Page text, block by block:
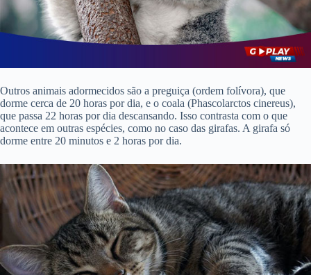
Outros animais adormecidos são a preguiça (ordem folívora), que
dorme cerca de 20 horas por dia, e o coala (Phascolarctos cinereus),
que passa 22 horas por dia descansando. Isso contrasta com o que
acontece em outras espécies, como no caso das girafas. A girafa só
dorme entre 20 minutos e 2 horas por dia.